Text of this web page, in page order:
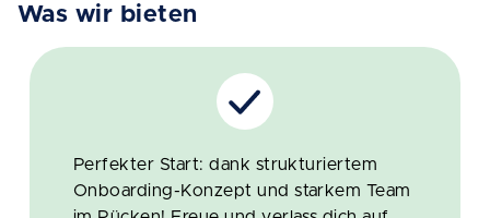
Was wir bieten
Perfekter Start: dank strukturiertem
Onboarding-Konzept und starkem Team